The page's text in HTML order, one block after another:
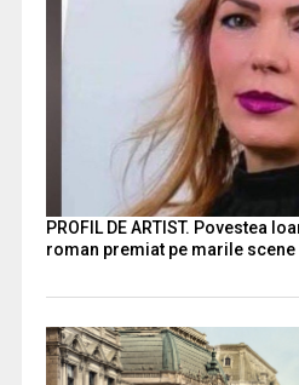
PROFIL DE ARTIST. Povestea
roman premiat pe marile scene